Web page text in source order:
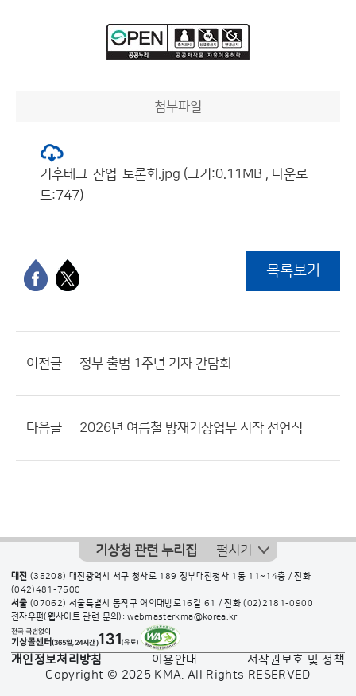
첨부파일
기후테크-산업-토론회.jpg (크기:0.11MB , 다운로
드:747)
목록보기
이전글 정부 출범 1주년 기자 간담회
다음글 2026년 여름철 방재기상업무 시작 선언식
기상청 관련 누리집 펼치기
대전 (35208) 대전광역시 서구 청사로 189 정부대전청사 1동 11~14층 / 전화
(042)481-7500
서울 (07062) 서울특별시 동작구 여의대방로16길 61 / 전화(02)2181-0900
전자우편(웹사이트 관련 문의): webmasterkma@korea.kr
개인정보처리방침 이용안내
저작권보호 및 정책
Copyright © 2025 KMA. All Rights RESERVED